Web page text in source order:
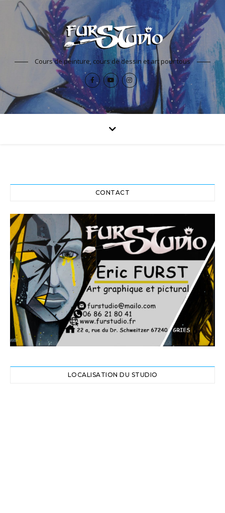
Cours de peinture, cours de dessin et art pour tous
CONTACT
LOCALISATION DU STUDIO